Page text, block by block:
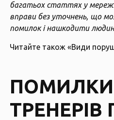
багатьох статтях у
вправи без уточнень, що
помилок і нашкодити
Читайте також «Види
ПОМИЛКИ
ТРЕНЕРІВ